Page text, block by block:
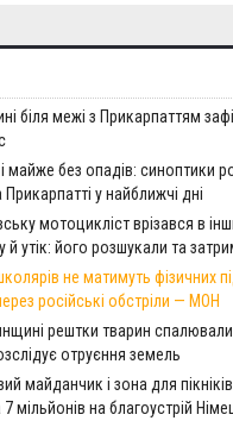
біля межі з Прикарпаттям
майже без опадів: синоптики
у найближчі дні
мотоцикліст врізався в
й утік: його розшукали та
не матимуть фізичних
російські обстріли — МОН
рештки тварин
отруєння земель
майданчик і зона для
мільйонів на благоустрій